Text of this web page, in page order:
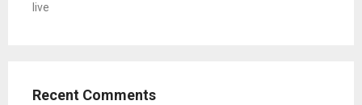
live
Recent Comments